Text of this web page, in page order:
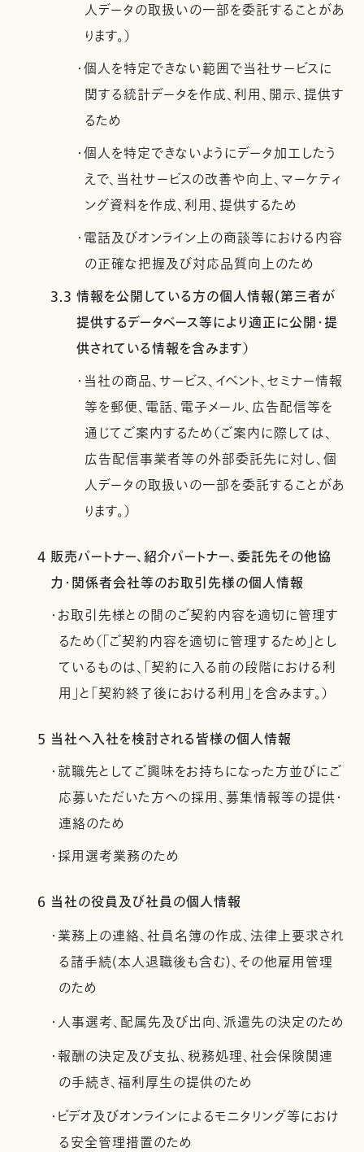
人データの取扱いの一部を委託することがあ
ります。）
・個人を特定できない範囲で当社サービスに
関する統計データを作成、利用、開示、提供す
るため
・個人を特定できないようにデータ加工したう
えで、当社サービスの改善や向上、マーケティ
ング資料を作成、利用、提供するため
・電話及びオンライン上の商談等における内容
の正確な把握及び対応品質向上のため
3.3 情報を公開している方の個人情報(第三者が
提供するデータベース等により適正に公開・提
供されている情報を含みます）
・当社の商品、サービス、イベント、セミナー情報
等を郵便、電話、電子メール、広告配信等を
通じてご案内するため（ご案内に際しては、
広告配信事業者等の外部委託先に対し、個
人データの取扱いの一部を委託することがあ
ります。）
4 販売パートナー、紹介パートナー、委託先その他協
力・関係者会社等のお取引先様の個人情報
・お取引先様との間のご契約内容を適切に管理す
るため（「ご契約内容を適切に管理するため」とし
ているものは、「契約に入る前の段階における利
用」と「契約終了後における利用」を含みます。）
5 当社へ入社を検討される皆様の個人情報
・就職先としてご興味をお持ちになった方並びにご
応募いただいた方への採用、募集情報等の提供・
連絡のため
・採用選考業務のため
6 当社の役員及び社員の個人情報
・業務上の連絡、社員名簿の作成、法律上要求され
る諸手続(本人退職後も含む)、その他雇用管理
のため
・人事選考、配属先及び出向、派遣先の決定のため
・報酬の決定及び支払、税務処理、社会保険関連
の手続き、福利厚生の提供のため
・ビデオ及びオンラインによるモニタリング等におけ
る安全管理措置のため